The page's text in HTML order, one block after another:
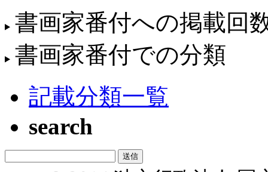
書画家番付への掲載回
書画家番付での分類
記載分類一覧
search